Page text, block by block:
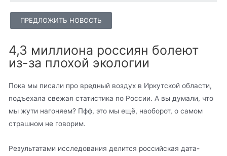
ПРЕДЛОЖИТЬ НОВОСТЬ
4,3 миллиона россиян болеют
из-за плохой экологии
Пока мы писали про вредный воздух в Иркутской области,
подъехала свежая статистика по России. А вы думали, что
мы жути нагоняем? Пфф, это мы ещё, наоборот, о самом
страшном не говорим.
Результатами исследования делится российская дата-